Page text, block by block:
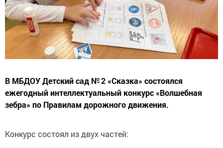
В МБДОУ Детский сад № 2 «Сказка» состоялся
ежегодный интеллектуальный конкурс «Волшебная
зебра» по Правилам дорожного движения.
Конкурс состоял из двух частей: